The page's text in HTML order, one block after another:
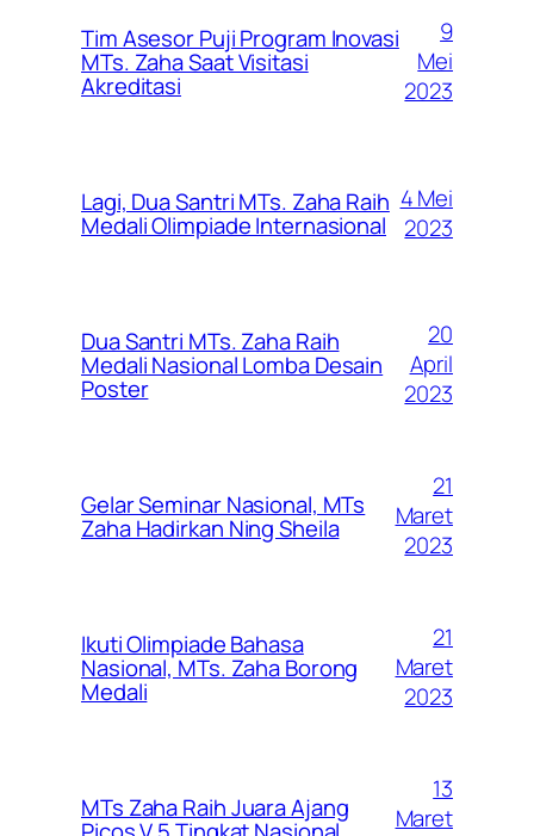
Tim Asesor Puji Program Inovasi
MTs. Zaha Saat Visitasi
Akreditasi
9
Mei
2023
Lagi, Dua Santri MTs. Zaha Raih
Medali Olimpiade Internasional
4 Mei
2023
Dua Santri MTs. Zaha Raih
Medali Nasional Lomba Desain
Poster
20
April
2023
Gelar Seminar Nasional, MTs
Zaha Hadirkan Ning Sheila
21
Maret
2023
Ikuti Olimpiade Bahasa
Nasional, MTs. Zaha Borong
Medali
21
Maret
2023
MTs Zaha Raih Juara Ajang
13
Maret